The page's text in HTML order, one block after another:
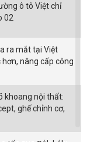
ô tô Việt chỉ
02
ra mắt tại Việt
nâng cấp công
khoang nội thất:
ghế chỉnh cơ,